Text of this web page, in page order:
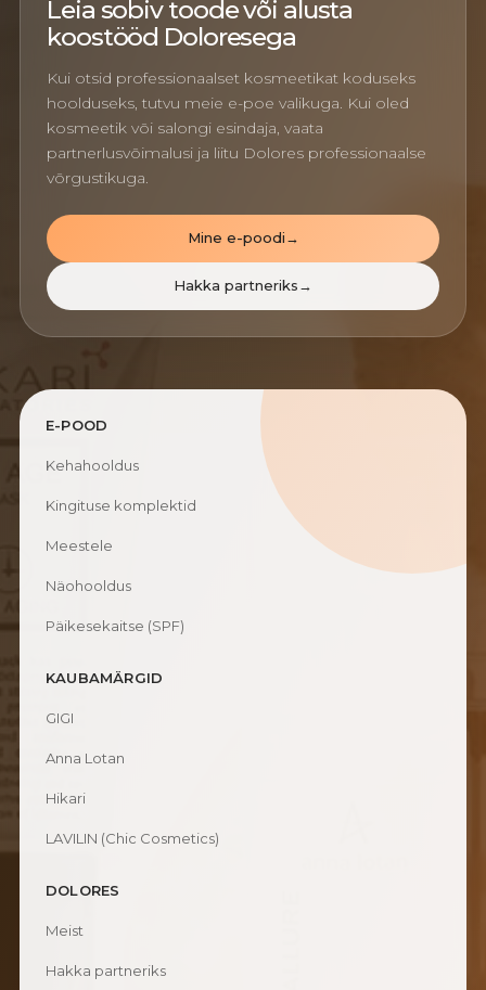
Leia sobiv toode või alusta
koostööd Doloresega
Kui otsid professionaalset kosmeetikat koduseks
hoolduseks, tutvu meie e-poe valikuga. Kui oled
kosmeetik või salongi esindaja, vaata
partnerlusvõimalusi ja liitu Dolores professionaalse
võrgustikuga.
Mine e-poodi→
Hakka partneriks→
E-POOD
Kehahooldus
Kingituse komplektid
Meestele
Näohooldus
Päikesekaitse (SPF)
KAUBAMÄRGID
GIGI
Anna Lotan
Hikari
LAVILIN (Chic Cosmetics)
DOLORES
Meist
Hakka partneriks